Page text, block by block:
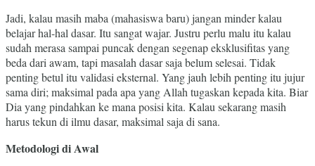
Jadi, kalau masih maba (mahasiswa baru) jangan minder kalau
belajar hal-hal dasar. Itu sangat wajar. Justru perlu malu itu kalau
sudah merasa sampai puncak dengan segenap eksklusifitas yang
beda dari awam, tapi masalah dasar saja belum selesai. Tidak
penting betul itu validasi eksternal. Yang jauh lebih penting itu jujur
sama diri; maksimal pada apa yang Allah tugaskan kepada kita. Biar
Dia yang pindahkan ke mana posisi kita. Kalau sekarang masih
harus tekun di ilmu dasar, maksimal saja di sana.
Metodologi di Awal